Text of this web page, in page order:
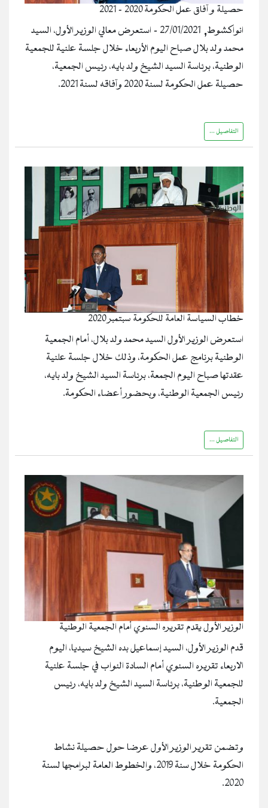
حصيلة و آفاق عمل الحكومة 2020 - 2021
انواكشوط, 27/01/2021 - استعرض معالي الوزير الأول، السيد
محمد ولد بلال صباح اليوم الأربعاء خلال جلسة علنية للجمعية
الوطنية، برئاسة السيد الشيخ ولد بايه، رئيس الجمعية،
حصيلة عمل الحكومة لسنة 2020 وآفاقه لسنة 2021.
التفاصيل ...
خطاب السياسة العامة للحكومة سبتمبر 2020
استعرض الوزير الأول السيد محمد ولد بلال، أمام الجمعية
الوطنية برنامج عمل الحكومة، وذلك خلال جلسة علنية
عقدتها صباح اليوم الجمعة، برئاسة السيد الشيخ ولد بايه،
رئيس الجمعية الوطنية، وبحضور أعضاء الحكومة.
التفاصيل ...
الوزير الأول يقدم تقريره السنوي أمام الجمعية الوطنية
قدم الوزير الأول، السيد إسماعيل بده الشيخ سيديا، اليوم
الاربعاء تقريره السنوي أمام السادة النواب في جلسة علنية
للجمعية الوطنية، برئاسة السيد الشيخ ولد بايه، رئيس
الجمعية.
وتضمن تقرير الوزير الأول عرضا حول حصيلة نشاط
الحكومة خلال سنة ٢٠١٩، والخطوط العامة لبرامجها لسنة
٢٠٢٠.